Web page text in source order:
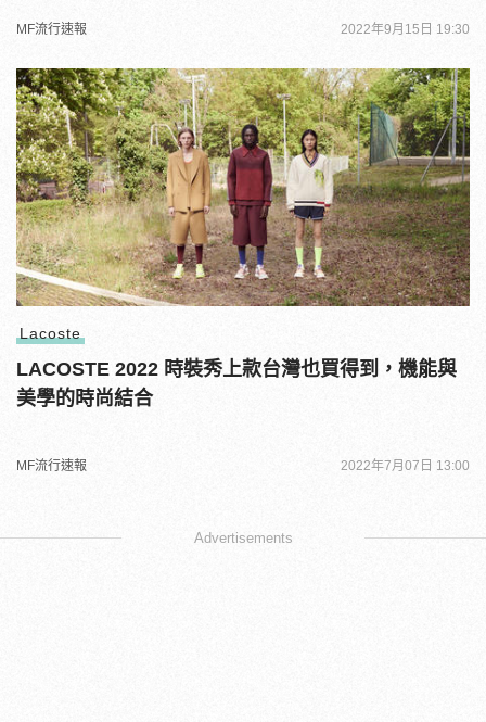
MF流行速報 2022年9月15日 19:30
Lacoste
LACOSTE 2022 時裝秀上款台灣也買得到，機能與
美學的時尚結合
MF流行速報 2022年7月07日 13:00
Advertisements